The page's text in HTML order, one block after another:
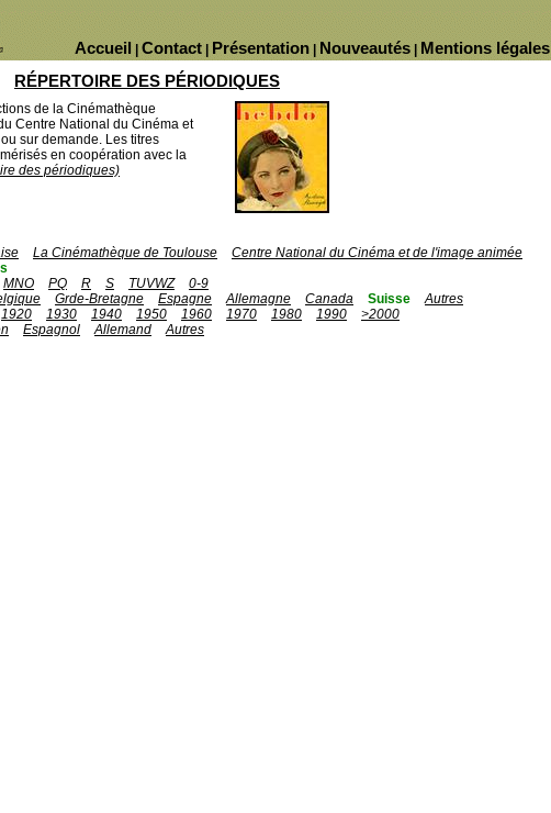
Mentions légales
Nouveautés
Présentation
Contact
Accueil
RÉPERTOIRE DES PÉRIODIQUES
de la Cinémathèque
Centre National du Cinéma et
sur demande. Les titres
en coopération avec la
des périodiques)
La Cinémathèque de Toulouse
Centre National du Cinéma et de l'image animée
MNO PQ R S TUVWZ
0-9
Grde-Bretagne Espagne Allemagne Canada Suisse
Autres
1920 1930 1940 1950 1960 1970 1980 1990
>2000
Espagnol Allemand
Autres